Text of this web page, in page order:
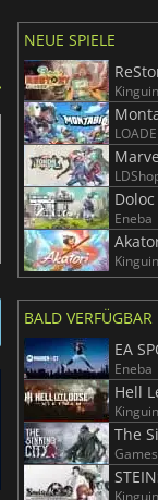
NEUE SPIELE
Kinguin
Eneba
Kinguin
BALD VERFÜGBAR
EA
Eneba
Hell
Kinguin
The
Kinguin